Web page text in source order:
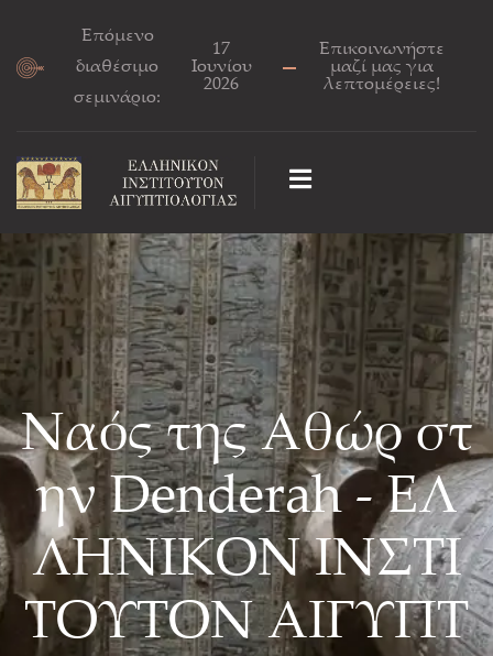
Επόμενο
διαθέσιμο
σεμινάριο:
17
Ιουνίου
2026
Επικοινωνήστε
μαζί μας για
λεπτομέρειες!
Ναός της Αθώρ στ
ην Denderah - ΕΛ
ΛΗΝΙΚΟΝ ΙΝΣΤΙ
ΤΟΥΤΟΝ ΑΙΓΥΠΤ